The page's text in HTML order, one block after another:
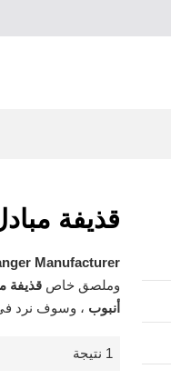
قذيفة
Manufacturer​
وملصق خاص قذيفة
أنبوب ، وسوف نرد
1 نتيجة